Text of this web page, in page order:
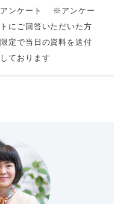
アンケート ※アンケー
トにご回答いただいた方
限定で当日の資料を送付
しております